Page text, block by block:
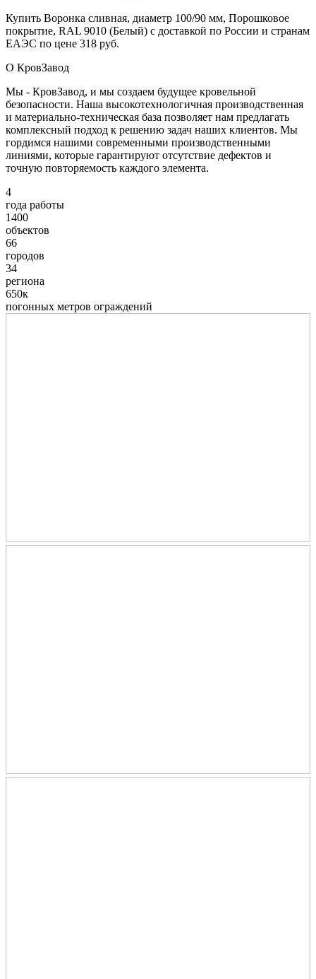
Купить Воронка сливная, диаметр 100/90 мм, Порошковое
покрытие, RAL 9010 (Белый) с доставкой по России и странам
ЕАЭС по цене 318 руб.
О КровЗавод
Мы - КровЗавод, и мы создаем будущее кровельной
безопасности. Наша высокотехнологичная производственная
и материально-техническая база позволяет нам предлагать
комплексный подход к решению задач наших клиентов. Мы
гордимся нашими современными производственными
линиями, которые гарантируют отсутствие дефектов и
точную повторяемость каждого элемента.
4
года работы
1400
объектов
66
городов
34
региона
650к
погонных метров ограждений